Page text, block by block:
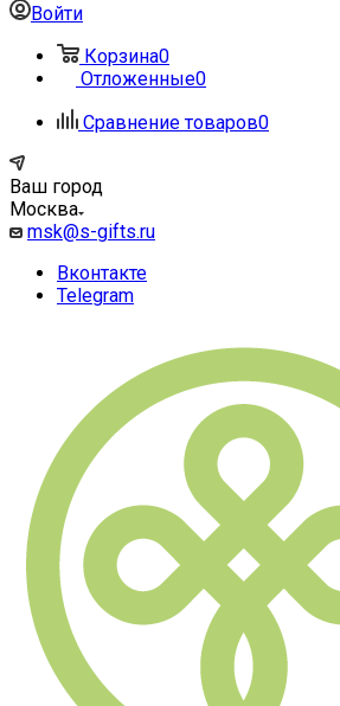
Войти
Корзина0
Отложенные0
Сравнение товаров0
Ваш город
Москва
msk@s-gifts.ru
Вконтакте
Telegram